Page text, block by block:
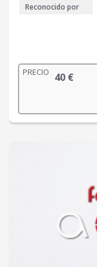
Reconocido por
PRECIO 40 €